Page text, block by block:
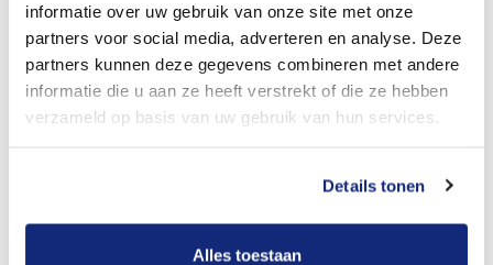
informatie over uw gebruik van onze site met onze
partners voor social media, adverteren en analyse. Deze
partners kunnen deze gegevens combineren met andere
informatie die u aan ze heeft verstrekt of die ze hebben
verzameld op basis van uw gebruik van hun services.
Details tonen
Alles toestaan